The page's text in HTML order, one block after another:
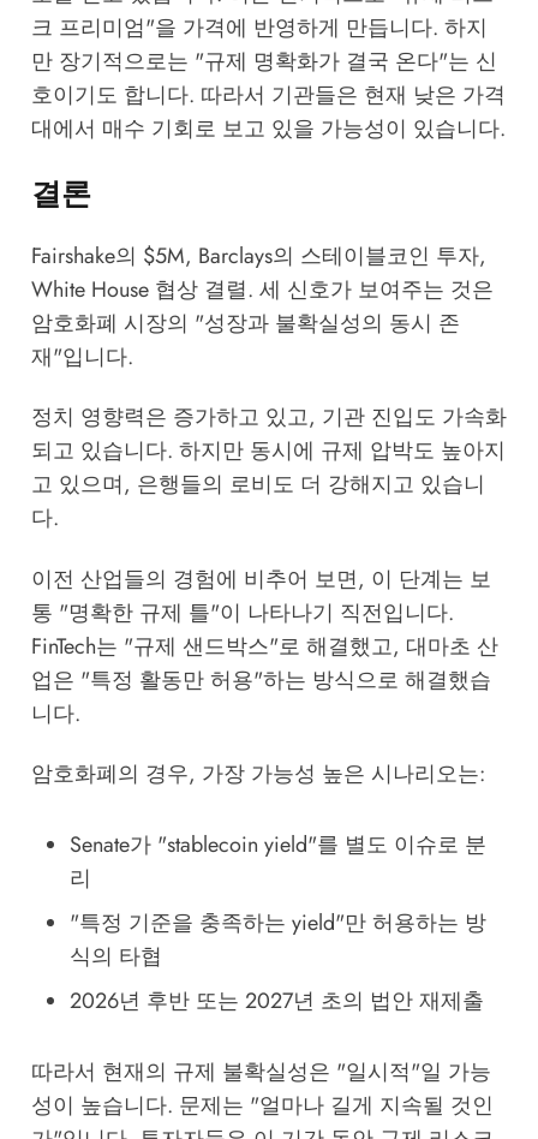
크 프리미엄"을 가격에 반영하게 만듭니다. 하지
만 장기적으로는 "규제 명확화가 결국 온다"는 신
호이기도 합니다. 따라서 기관들은 현재 낮은 가격
대에서 매수 기회로 보고 있을 가능성이 있습니다.
결론
Fairshake의 $5M, Barclays의 스테이블코인 투자,
White House 협상 결렬. 세 신호가 보여주는 것은
암호화폐 시장의 "성장과 불확실성의 동시 존
재"입니다.
정치 영향력은 증가하고 있고, 기관 진입도 가속화
되고 있습니다. 하지만 동시에 규제 압박도 높아지
고 있으며, 은행들의 로비도 더 강해지고 있습니
다.
이전 산업들의 경험에 비추어 보면, 이 단계는 보
통 "명확한 규제 틀"이 나타나기 직전입니다.
FinTech는 "규제 샌드박스"로 해결했고, 대마초 산
업은 "특정 활동만 허용"하는 방식으로 해결했습
니다.
암호화폐의 경우, 가장 가능성 높은 시나리오는:
Senate가 "stablecoin yield"를 별도 이슈로 분
리
"특정 기준을 충족하는 yield"만 허용하는 방
식의 타협
2026년 후반 또는 2027년 초의 법안 재제출
따라서 현재의 규제 불확실성은 "일시적"일 가능
성이 높습니다. 문제는 "얼마나 길게 지속될 것인